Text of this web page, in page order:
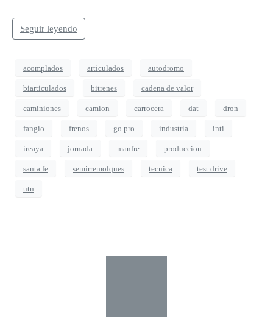
Seguir leyendo
acomplados articulados autodromo
biarticulados bitrenes cadena de valor
caminiones camion carrocera dat dron
fangio frenos go pro industria inti
ireaya jornada manfre produccion
santa fe semirremolques tecnica test drive
utn